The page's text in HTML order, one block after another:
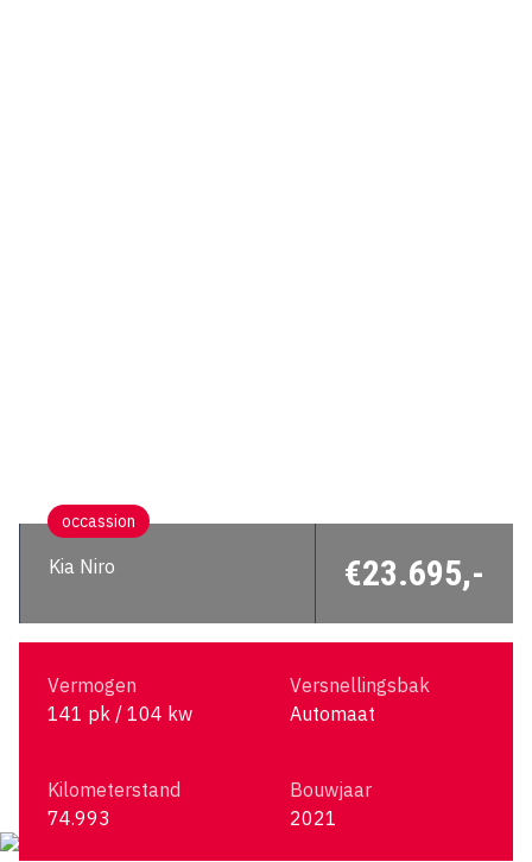
occassion
Kia Niro €23.695,-
Vermogen
141 pk / 104 kw
Versnellingsbak
Automaat
Kilometerstand
74.993
Bouwjaar
2021